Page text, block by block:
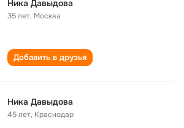
Ника Давыдова
35 лет, Москва
Добавить в друзья
Ника Давыдова
45 лет, Краснодар